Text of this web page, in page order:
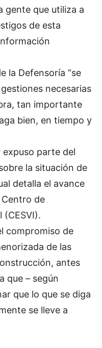
gente que utiliza a
de esta
la Defensoría “se
necesarias
tan importante
bien, en tiempo y
expuso parte del
la situación de
detalla el avance
de
(CESVI).
compromiso de
de las
antes
que – según
que lo que se diga
se lleve a